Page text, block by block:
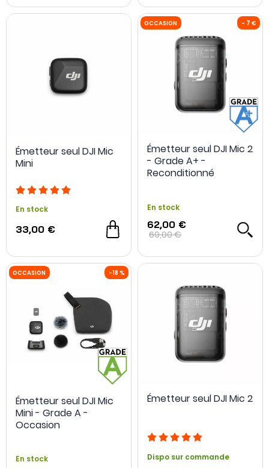
NOUVEAU
Émetteur seul DJI Mic
Mini
En stock
33,00 €
Émetteur seul DJI Mic 2
- Grade A+ -
Reconditionné
En stock
62,00 €
69,00 €
Émetteur seul DJI Mic
Mini - Grade A -
Occasion
En stock
Émetteur seul DJI Mic 2
Dispo sur commande